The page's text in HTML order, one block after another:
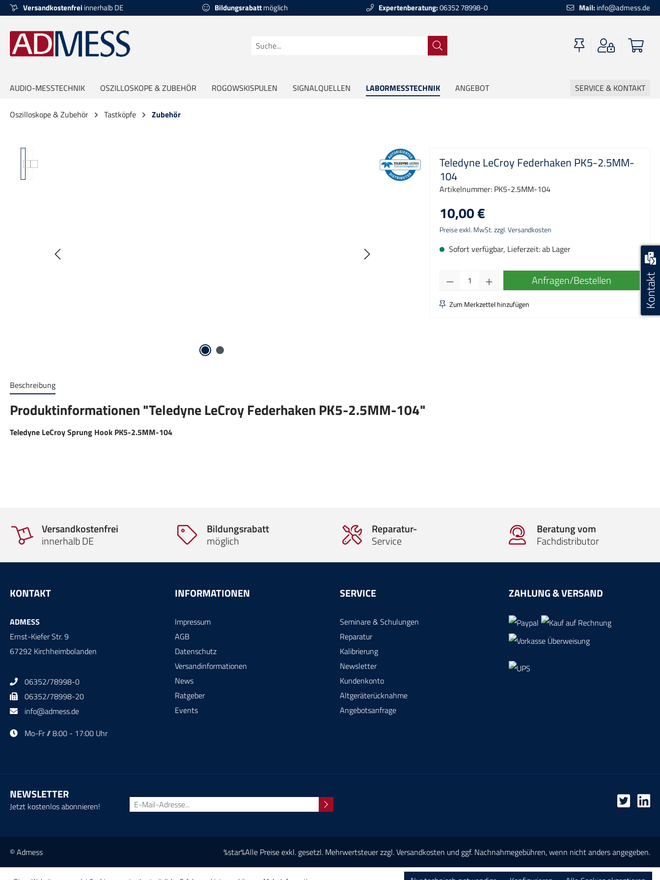
Zur Hauptnavigation springen
Kontakt
Versandkostenfrei innerhalb DE Bildungsrabattmöglich Expertenberatung:06352 78998-0 Mail: info@admess.de
AUDIO-MESSTECHNIK OSZILLOSKOPE & ZUBEHÖR ROGOWSKISPULEN SIGNALQUELLEN LABORMESSTECHNIK ANGEBOT SERVICE & KONTAKT
Oszilloskope & Zubehör Tastköpfe Zubehör
Teledyne LeCroy Federhaken PK5-2.5MM-
104
Artikelnummer: PK5-2.5MM-104
10,00 €
Preise exkl. MwSt. zzgl. Versandkosten
Sofort verfügbar, Lieferzeit: ab Lager
Produkt Anzahl: Gib den gewünschten
Anfragen/Bestellen
Zum Merkzettel hinzufügen
Beschreibung
Produktinformationen "Teledyne LeCroy Federhaken PK5-2.5MM-104"
Teledyne LeCroy Sprung Hook PK5-2.5MM-104
Versandkostenfrei
innerhalb DE
Bildungsrabatt
möglich
Reparatur-
Service
Beratung vom
Fachdistributor
KONTAKT
ADMESS
Ernst-Kiefer Str. 9
67292 Kirchheimbolanden
06352/78998-0
06352/78998-20
info@admess.de
Mo-Fr // 8:00 - 17:00 Uhr
INFORMATIONEN
Impressum
AGB
Datenschutz
Versandinformationen
News
Ratgeber
Events
SERVICE
Seminare & Schulungen
Reparatur
Kalibrierung
Newsletter
Kundenkonto
Altgeräterücknahme
Angebotsanfrage
ZAHLUNG & VERSAND
NEWSLETTER
Jetzt kostenlos abonnieren!
%star%Alle Preise exkl. gesetzl. Mehrwertsteuer zzgl.Versandkosten und ggf. Nachnahmegebühren, wenn nicht anders angegeben.
© Admess